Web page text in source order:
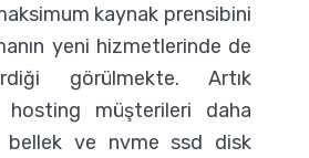
kaynak prensibini
yeni hizmetlerinde de
görülmekte. Artık
müşterileri daha
bellek ve nvme ssd disk